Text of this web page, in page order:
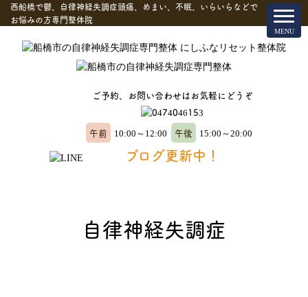
西船橋で鬱、自律神経失調症頭痛、めまい、不眠、いらいらなどで
お悩みの方専門整体院
ご予約、お問い合わせはお気軽にどうぞ
午前 10:00～12:00 午後 15:00～20:00
ブログ更新中！
自律神経失調症